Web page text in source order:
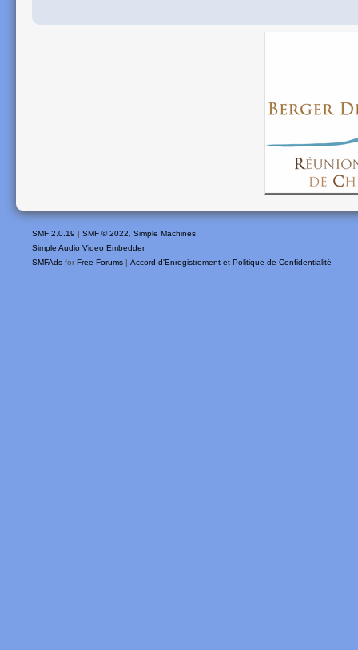
SMF 2.0.19 | SMF © 2022
Simple Machines
Simple Audio Video Embedder
SMFAds for Free Forums | Accord d'Enregistrement et Politique de Confidentialité